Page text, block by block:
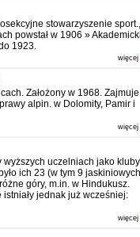
stowarzyszenie sport.,
powstał w 1906 » Akademicki
1923.
więcej
Założony w 1968. Zajmuje
alpin. w Dolomity, Pamir i
więcej
wyższych uczelniach jako kluby
ich 23 (w tym 9
góry, m.in. w Hindukusz.
jednak już wcześniej:
więcej